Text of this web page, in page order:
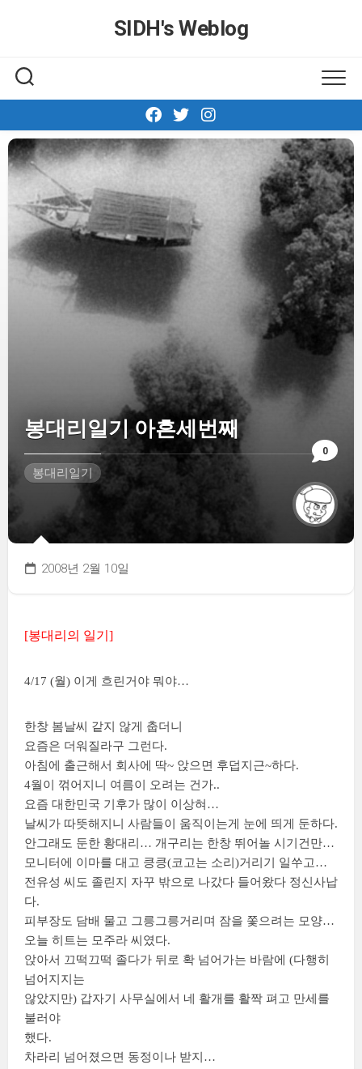
SIDH′s Weblog
0
봉대리일기 아흔세번째
봉대리일기
2008년 2월 10일
[봉대리의 일기]
4/17 (월) 이게 흐린거야 뭐야…
한창 봄날씨 같지 않게 춥더니
요즘은 더워질라구 그런다.
아침에 출근해서 회사에 딱~ 앉으면 후덥지근~하다.
4월이 꺾어지니 여름이 오려는 건가..
요즘 대한민국 기후가 많이 이상혀…
날씨가 따뜻해지니 사람들이 움직이는게 눈에 띄게 둔하다.
안그래도 둔한 황대리… 개구리는 한창 뛰어놀 시기건만…
모니터에 이마를 대고 킁킁(코고는 소리)거리기 일쑤고…
전유성 씨도 졸린지 자꾸 밖으로 나갔다 들어왔다 정신사납
다.
피부장도 담배 물고 그릉그릉거리며 잠을 쫓으려는 모양…
오늘 히트는 모주라 씨였다.
앉아서 끄떡끄떡 졸다가 뒤로 확 넘어가는 바람에 (다행히
넘어지지는
않았지만) 갑자기 사무실에서 네 활개를 활짝 펴고 만세를
불러야
했다.
차라리 넘어졌으면 동정이나 받지…